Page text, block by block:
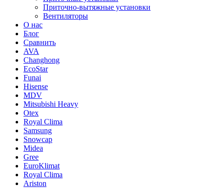
Приточно-вытяжные установки
Вентиляторы
О нас
Блог
Сравнить
AVA
Changhong
EcoStar
Funai
Hisense
MDV
Mitsubishi Heavy
Otex
Royal Clima
Samsung
Snowcap
Midea
Gree
EuroKlimat
Royal Clima
Ariston